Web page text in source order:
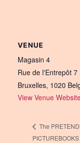
VENUE
Magasin 4
Rue de l'Entrepôt 7
Bruxelles, 1020
View Venue
The